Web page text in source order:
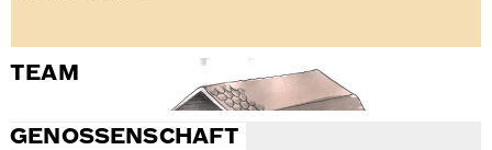
TEAM
GENOSSENSCHAFT